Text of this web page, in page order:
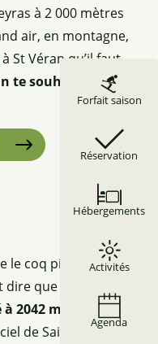
Forfait saison
Réservation
Hébergements
Activités
Agenda
à 2 000 mètres
air, en montagne,
St Véran qu’il faut
te souhaitent un
le coq picore les
dire que
2042 mètres
de Saint-Véran a